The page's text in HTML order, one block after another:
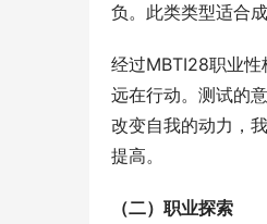
负。此类类型适合
经过MBTI28职业性
远在行动。测试的
改变自我的动力，
提高。
（二）职业探索